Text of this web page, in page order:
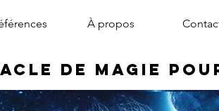
À propos
de Magie